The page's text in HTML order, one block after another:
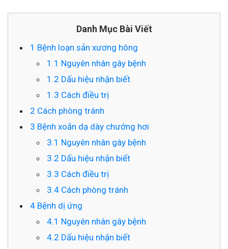
Danh Mục Bài Viết
1 Bệnh loạn sản xương hông
1.1 Nguyên nhân gây bệnh
1.2 Dấu hiệu nhận biết
1.3 Cách điều trị
2 Cách phòng tránh
3 Bệnh xoắn dạ dày chướng hơi
3.1 Nguyên nhân gây bệnh
3.2 Dấu hiệu nhận biết
3.3 Cách điều trị
3.4 Cách phòng tránh
4 Bệnh dị ứng
4.1 Nguyên nhân gây bệnh
4.2 Dấu hiệu nhận biết